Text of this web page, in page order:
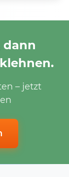
dann
– jetzt